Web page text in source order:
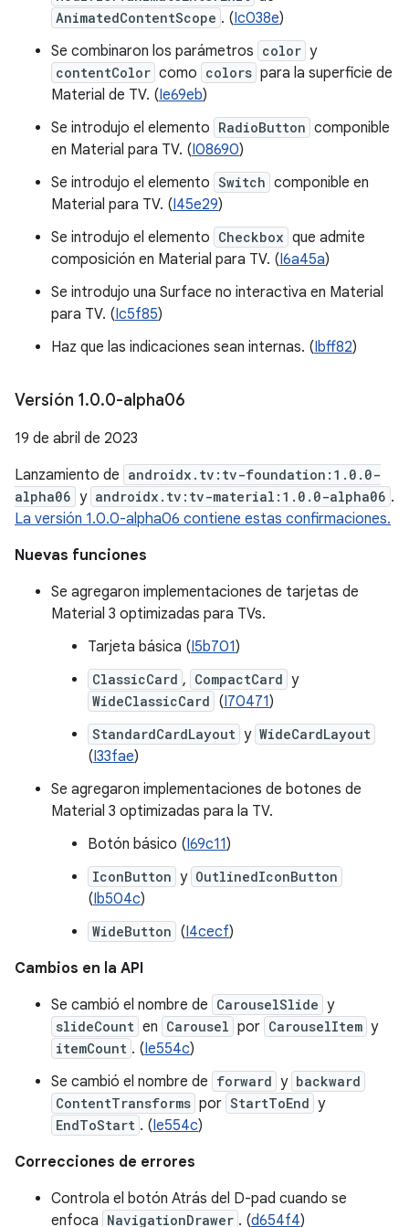
AnimatedContentScope . (Ic038e)
Se combinaron los parámetros color y
contentColor como colors para la superficie de
Material de TV. (Ie69eb)
Se introdujo el elemento RadioButton componible
en Material para TV. (I08690)
Se introdujo el elemento Switch componible en
Material para TV. (I45e29)
Se introdujo el elemento Checkbox que admite
composición en Material para TV. (I6a45a)
Se introdujo una Surface no interactiva en Material
para TV. (Ic5f85)
Haz que las indicaciones sean internas. (Ibff82)
Versión 1.0.0-alpha06
19 de abril de 2023
Lanzamiento de androidx.tv:tv-foundation:1.0.0-
alpha06 y androidx.tv:tv-material:1.0.0-alpha06 .
La versión 1.0.0-alpha06 contiene estas confirmaciones.
Nuevas funciones
Se agregaron implementaciones de tarjetas de
Material 3 optimizadas para TVs.
Tarjeta básica (I5b701)
ClassicCard , CompactCard y
WideClassicCard (I70471)
StandardCardLayout y WideCardLayout
(I33fae)
Se agregaron implementaciones de botones de
Material 3 optimizadas para la TV.
Botón básico (I69c11)
IconButton y OutlinedIconButton
(Ib504c)
WideButton (I4cecf)
Cambios en la API
Se cambió el nombre de CarouselSlide y
slideCount en Carousel por CarouselItem y
itemCount . (Ie554c)
Se cambió el nombre de forward y backward
ContentTransforms por StartToEnd y
EndToStart . (Ie554c)
Correcciones de errores
Controla el botón Atrás del D-pad cuando se
enfoca NavigationDrawer . (d654f4)